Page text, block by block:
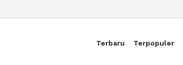
Terbaru Terpopuler